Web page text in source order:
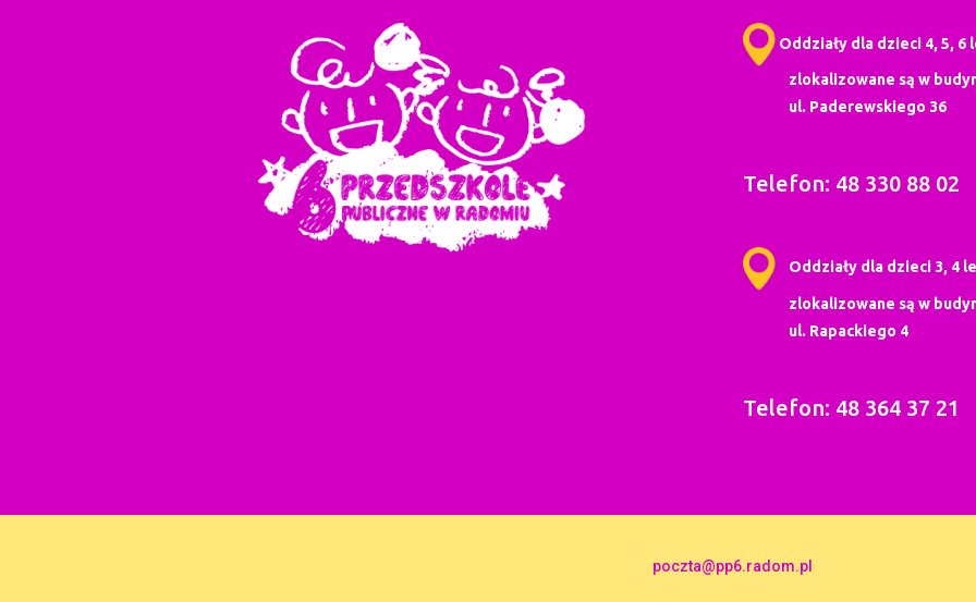
Oddziały dla dzieci 4, 5, 6
zlokalizowane są w
ul. Paderewskiego 36
Telefon: 48 330 88 02
Oddziały dla dzieci 3, 4
zlokalizowane są w
ul. Rapackiego 4
Telefon: 48 364 37 21
poczta@pp6.radom.pl